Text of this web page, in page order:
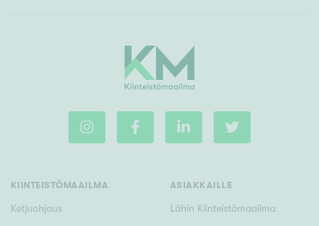
KIINTEISTÖMAAILMA
Ketjuohjaus
ASIAKKAILLE
Lähin Kiinteistömaailma